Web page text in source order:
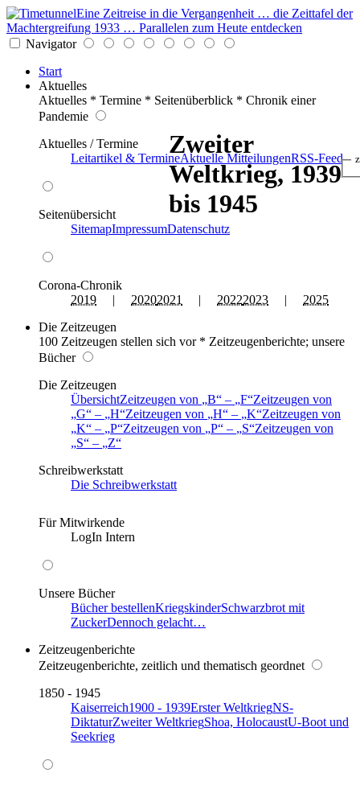
Eine Zeitreise in die Vergangenheit … die Zeittafel der
Machtergreifung 1933 … Parallelen zum Heute entdecken
Navigator
Start
Aktuelles
Aktuelles * Termine * Seitenüberblick * Chronik einer
Pandemie
Aktuelles / Termine
Leitartikel & TermineAktuelle MitteilungenRSS-Feed
Seitenübersicht
SitemapImpressumDatenschutz
Corona-Chronik
2019 | 20202021 | 20222023 | 2025
Die Zeitzeugen
100 Zeitzeugen stellen sich vor * Zeitzeugenberichte; unsere
Bücher
Die Zeitzeugen
ÜbersichtZeitzeugen von B – F Zeitzeugen von
G
– H Zeitzeugen von H – K Zeitzeugen von
K
– P Zeitzeugen von P – S Zeitzeugen von
S
–
Z
Schreibwerkstatt
Die Schreibwerkstatt
Für Mitwirkende
LogIn Intern
Unsere Bücher
Bücher bestellenKriegskinderSchwarzbrot mit
ZuckerDennoch gelacht…
Zeitzeugenberichte
Zeitzeugenberichte, zeitlich und thematisch geordnet
1850 - 1945
Kaiserreich1900 - 1939Erster WeltkriegNS-
DiktaturZweiter WeltkriegShoa, HolocaustU-Boot und
Seekrieg
Zweiter
Weltkrieg, 1939
bis 1945